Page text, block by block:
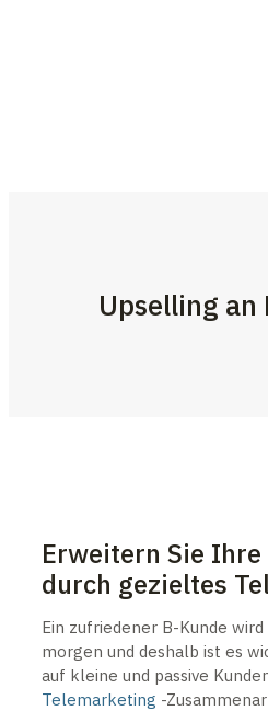
Upselling an
Erweitern Sie
durch gezieltes
Ein zufriedener B-Kunde
morgen und deshalb ist es
auf kleine und passive
Telemarketing -